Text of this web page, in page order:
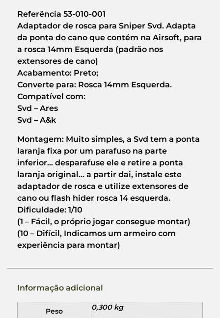
Referência 53-010-001
Adaptador de rosca para Sniper Svd. Adapta
da ponta do cano que contém na Airsoft, para
a rosca 14mm Esquerda (padrão nos
extensores de cano)
Acabamento: Preto;
Converte para: Rosca 14mm Esquerda.
Compatível com:
Svd – Ares
Svd – A&k
Montagem: Muito simples, a Svd tem a ponta
laranja fixa por um parafuso na parte
inferior… desparafuse ele e retire a ponta
laranja original… a partir dai, instale este
adaptador de rosca e utilize extensores de
cano ou flash hider rosca 14 esquerda.
Dificuldade: 1/10
(1 – Fácil, o próprio jogar consegue montar)
(10 – Difícil, Indicamos um armeiro com
experiência para montar)
Informação adicional
Peso 0,300 kg